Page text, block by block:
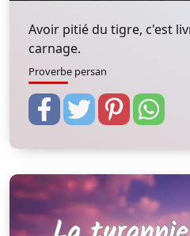
Avoir pitié du tigre, c'est
carnage.
Proverbe persan